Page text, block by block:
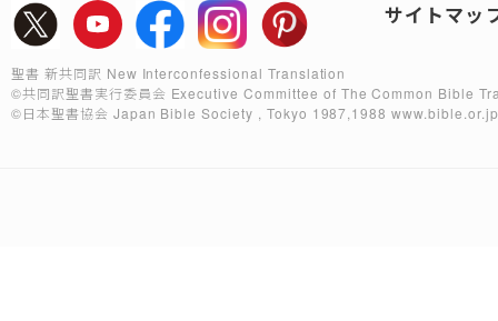
サイトマッ
聖書 新共同訳 New Interconfessional Translation
©共同訳聖書実行委員会 Executive Committee of The Common Bible
©日本聖書協会 Japan Bible Society , Tokyo 1987,1988www.bible.or.jp